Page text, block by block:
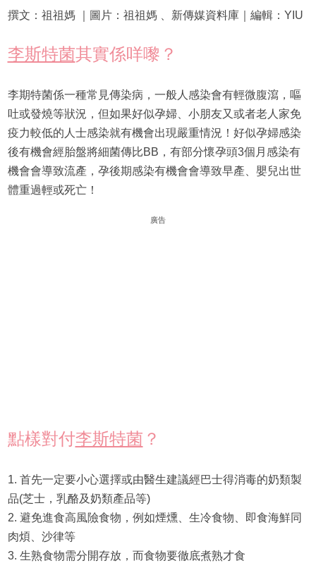
撰文：祖祖媽 ｜圖片：祖祖媽 、新傳媒資料庫｜編輯：YIU
李斯特菌其實係咩嚟？
李期特菌係一種常見傳染病，一般人感染會有輕微腹瀉，嘔
吐或發燒等狀況，但如果好似孕婦、小朋友又或者老人家免
疫力較低的人士感染就有機會出現嚴重情況！好似孕婦感染
後有機會經胎盤將細菌傳比BB，有部分懷孕頭3個月感染有
機會會導致流產，孕後期感染有機會會導致早產、嬰兒出世
體重過輕或死亡！
廣告
點樣對付李斯特菌 ？
1. 首先一定要小心選擇或由醫生建議經巴士得消毒的奶類製
品(芝士，乳酪及奶類產品等)
2. 避免進食高風險食物，例如煙燻、生冷食物、即食海鮮同
肉煩、沙律等
3. 生熟食物需分開存放，而食物要徹底煮熟才食